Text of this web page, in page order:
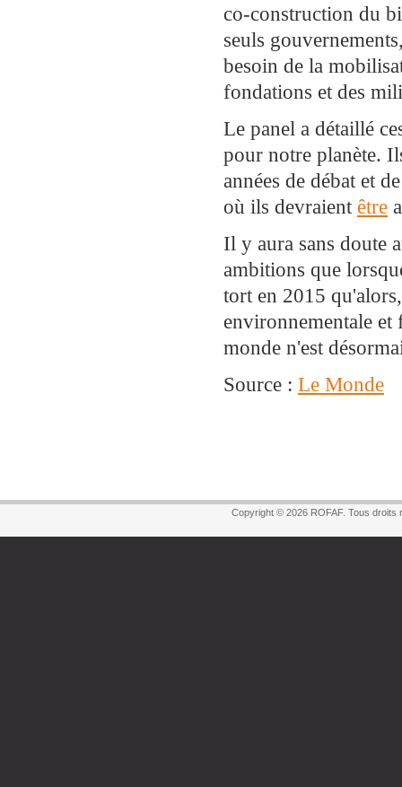
co-construction du
seuls
besoin de la
fondations et des
Le panel a détaillé
pour notre planète.
années de débat et
où ils devraient être
Il y aura sans doute
ambitions que
tort en 2015
environnementale
monde n'est
Source : Le Monde
Copyright © 2026 ROFAF. Tous droits